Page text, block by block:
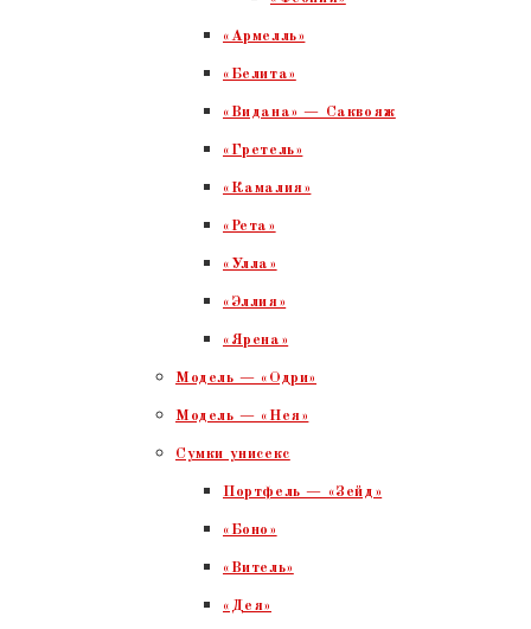
«Армелль»
«Белита»
«Видана» — Саквояж
«Гретель»
«Камалия»
«Рета»
«Улла»
«Эллия»
«Ярена»
Модель — «Одри»
Модель — «Нея»
Сумки унисекс
Портфель — «Зейд»
«Боно»
«Витель»
«Дея»